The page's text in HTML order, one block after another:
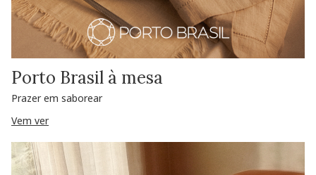
Porto Brasil à mesa
Prazer em saborear
Vem ver